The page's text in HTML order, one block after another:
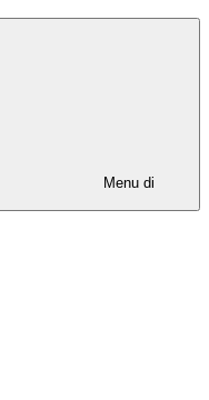
Menu di